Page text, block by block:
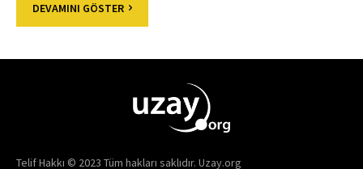
DEVAMINI GÖSTER
Telif Hakkı © 2023 Tüm hakları saklıdır. Uzay.org